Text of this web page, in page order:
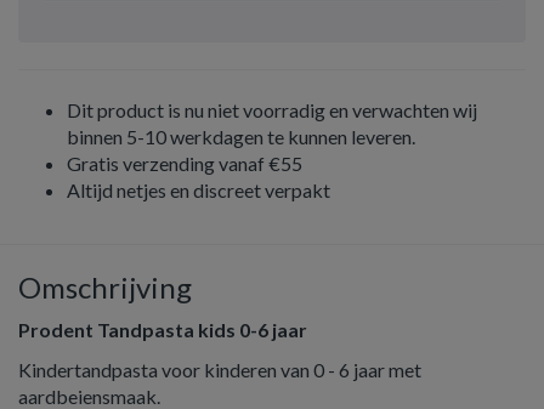
Dit product is nu niet voorradig en verwachten wij
binnen 5-10 werkdagen te kunnen leveren.
Gratis verzending vanaf €55
Altijd netjes en discreet verpakt
Omschrijving
Prodent Tandpasta kids 0-6 jaar
Kindertandpasta voor kinderen van 0 - 6 jaar met
aardbeiensmaak.